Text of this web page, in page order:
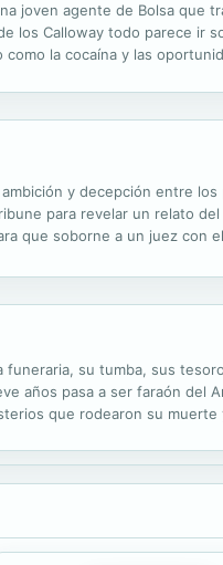
joven agente de Bolsa que
los Calloway todo parece ir
la cocaína y las
y decepción entre
para revelar un relato
que soborne a un juez con
su tumba, sus
años pasa a ser faraón del
que rodearon su